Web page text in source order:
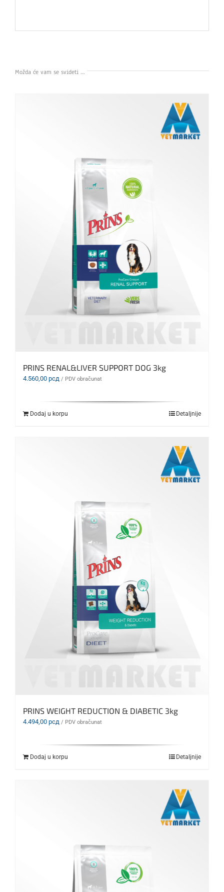
Možda će vam se svideti …
PRINS RENAL&LIVER SUPPORT DOG 3kg
4.560,00 рсд / PDV obračunat
Dodaj u korpu Detaljnije
PRINS WEIGHT REDUCTION & DIABETIC 3kg
4.494,00 рсд / PDV obračunat
Dodaj u korpu Detaljnije